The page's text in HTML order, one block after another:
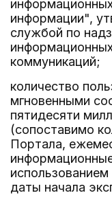
информации",
службой по
коммуникаций;
количество
мгновенными
пятидесяти
(сопоставимо
Портала,
даты начала